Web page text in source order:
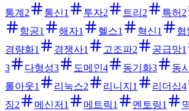
통계 2 통신1 투자2 트리 2 특허 2
항공1 해자1 헬스1 혁신1 협
경량화1 경쟁사1 고조파2 공급망1
3
다형성3 도메인4 동기화3 동
롤아웃1 리눅스2 리니지 1 리더십4
징2 메신저 1 메트릭1 멘토링1